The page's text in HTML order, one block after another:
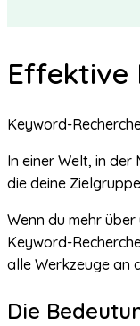
Effektive
Keyword-
In einer Welt, in
die deine
Wenn du mehr
Keyword-
alle Werkzeuge an
Die